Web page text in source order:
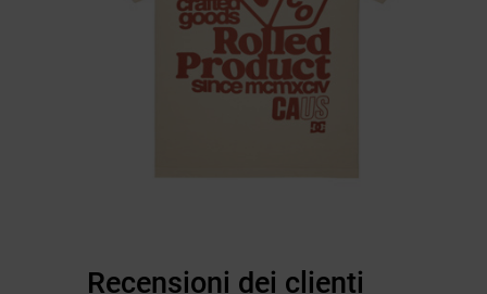
Recensioni dei clienti